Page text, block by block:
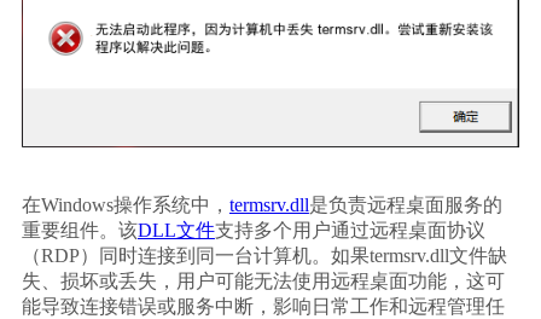
在Windows操作系统中， termsrv.dll是负责远程桌面服务的
重要组件。该DLL文件支持多个用户通过远程桌面协议
（RDP）同时连接到同一台计算机。如果termsrv.dll文件缺
失、损坏或丢失，用户可能无法使用远程桌面功能，这可
能导致连接错误或服务中断，影响日常工作和远程管理任